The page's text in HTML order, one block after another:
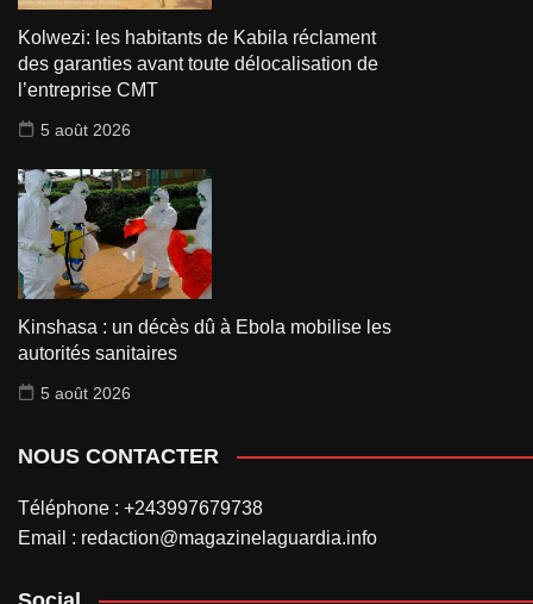
Kolwezi: les habitants de Kabila réclament
des garanties avant toute délocalisation de
l’entreprise CMT
5 août 2026
Kinshasa : un décès dû à Ebola mobilise les
autorités sanitaires
5 août 2026
NOUS CONTACTER
Téléphone : +243997679738
Email : redaction@magazinelaguardia.info